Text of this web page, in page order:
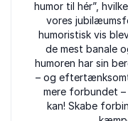
humor til hér”,
vores
humoristisk vis
de mest banale
humoren har sin
– og
mere forbundet
kan! Skabe